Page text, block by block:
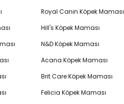
Royal Canin Köpek Maması
Hill's Köpek Maması
N&D Köpek Maması
Acana Köpek Maması
Brit Care Köpek Maması
Felicia Köpek Maması